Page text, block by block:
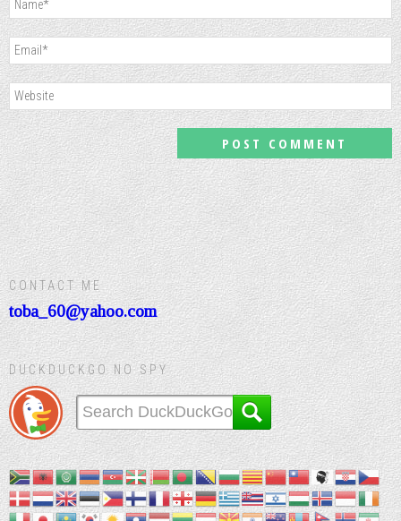
CONTACT ME
toba_60@yahoo.com
DUCKDUCKGO NO SPY